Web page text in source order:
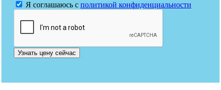
Я соглашаюсь с политикой конфиденциальности
Узнать цену сейчас